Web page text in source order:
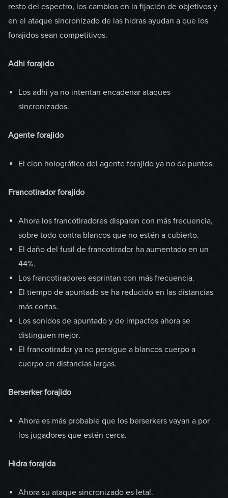
resto del espectro, los cambios en la fijación de objetivos y
en el ataque sincronizado de las hidras ayudan a que los
forajidos sean competitivos.
Adhi forajido
Los adhi ya no intentan encadenar ataques
sincronizados.
Agente forajido
El clon holográfico del agente forajido ya no da puntos.
Francotirador forajido
Ahora los francotiradores disparan con más frecuencia,
sobre todo contra blancos que no estén a cubierto.
El daño del fusil de francotirador ha aumentado en un
44%.
Los francotiradores esprintan con más frecuencia.
El tiempo de apuntado se ha reducido en las distancias
más cortas.
Los sonidos de apuntado y de impactos ahora se
distinguen mejor.
El francotirador ya no persigue a blancos cuerpo a
cuerpo en distancias largas.
Berserker forajido
Ahora es más probable que los berserkers vayan a por
los jugadores que estén cerca.
Hidra forajida
Ahora su ataque sincronizado es letal.